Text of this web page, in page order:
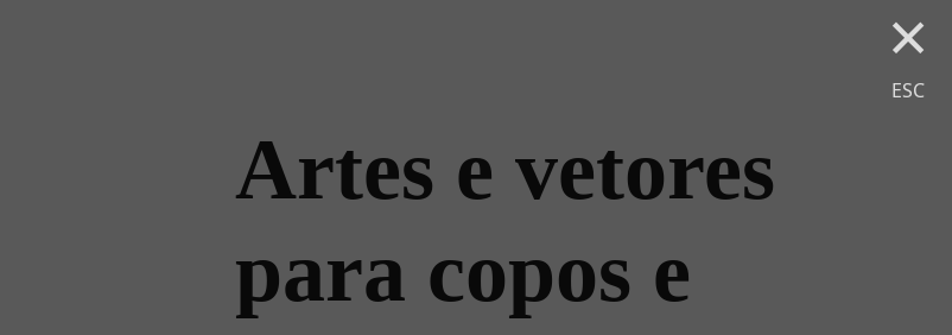
×
ESC
Artes e vetores
para copos e